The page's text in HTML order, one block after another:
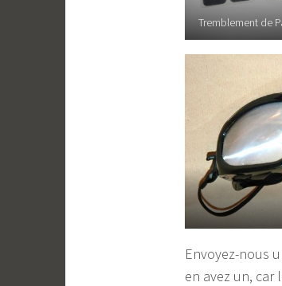
Tremblement de
Envoyez-nous
en avez un, car